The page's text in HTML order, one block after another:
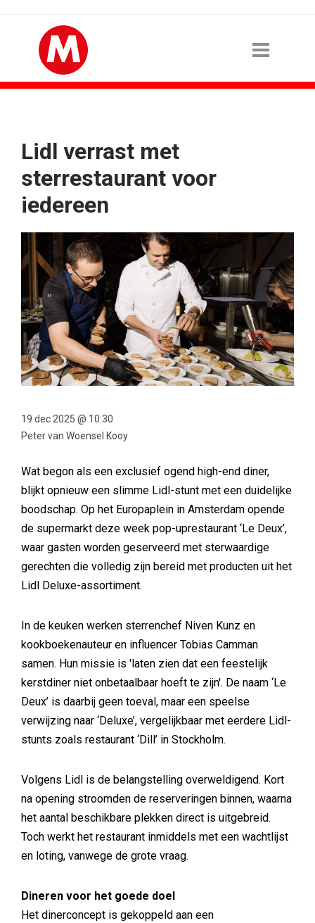
Lidl verrast met
sterrestaurant voor
iedereen
19 dec 2025 @ 10:30
Peter van Woensel Kooy
Wat begon als een exclusief ogend high-end diner,
blijkt opnieuw een slimme Lidl-stunt met een duidelijke
boodschap. Op het Europaplein in Amsterdam opende
de supermarkt deze week pop-uprestaurant ‘Le Deux’,
waar gasten worden geserveerd met sterwaardige
gerechten die volledig zijn bereid met producten uit het
Lidl Deluxe-assortiment.
In de keuken werken sterrenchef Niven Kunz en
kookboekenauteur en influencer Tobias Camman
samen. Hun missie is 'laten zien dat een feestelijk
kerstdiner niet onbetaalbaar hoeft te zijn'. De naam ‘Le
Deux’ is daarbij geen toeval, maar een speelse
verwijzing naar ‘Deluxe’, vergelijkbaar met eerdere Lidl-
stunts zoals restaurant ‘Dill’ in Stockholm.
Volgens Lidl is de belangstelling overweldigend. Kort
na opening stroomden de reserveringen binnen, waarna
het aantal beschikbare plekken direct is uitgebreid.
Toch werkt het restaurant inmiddels met een wachtlijst
en loting, vanwege de grote vraag.
Dineren voor het goede doel
Het dinerconcept is gekoppeld aan een